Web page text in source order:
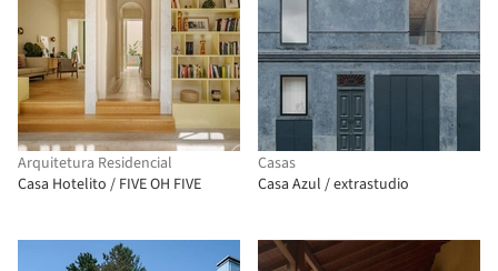
Arquitetura Residencial
Casa Hotelito / FIVE OH FIVE
Casas
Casa Azul / extrastudio